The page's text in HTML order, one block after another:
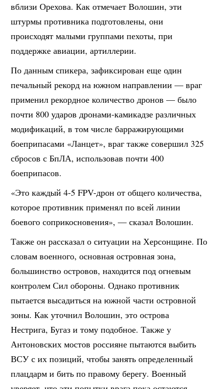
вблизи Орехова. Как отмечает Волошин, эти
штурмы противника подготовлены, они
происходят малыми группами пехоты, при
поддержке авиации, артиллерии.
По данным спикера, зафиксирован еще один
печальный рекорд на южном направлении — враг
применил рекордное количество дронов — было
почти 800 ударов дронами-камикадзе различных
модификаций, в том числе барражирующими
боеприпасами «Ланцет», враг также совершил 325
сбросов с БпЛА, использовав почти 400
боеприпасов.
«Это каждый 4-5 FPV-дрон от общего количества,
которое противник применял по всей линии
боевого соприкосновения», — сказал Волошин.
Также он рассказал о ситуации на Херсонщине. По
словам военного, основная островная зона,
большинство островов, находится под огневым
контролем Сил обороны. Однако противник
пытается высадиться на южной части островной
зоны. Как уточнил Волошин, это острова
Нестрига, Бугаз и тому подобное. Также у
Антоновских мостов россияне пытаются выбить
ВСУ с их позиций, чтобы занять определенный
плацдарм и бить по правому берегу. Военный